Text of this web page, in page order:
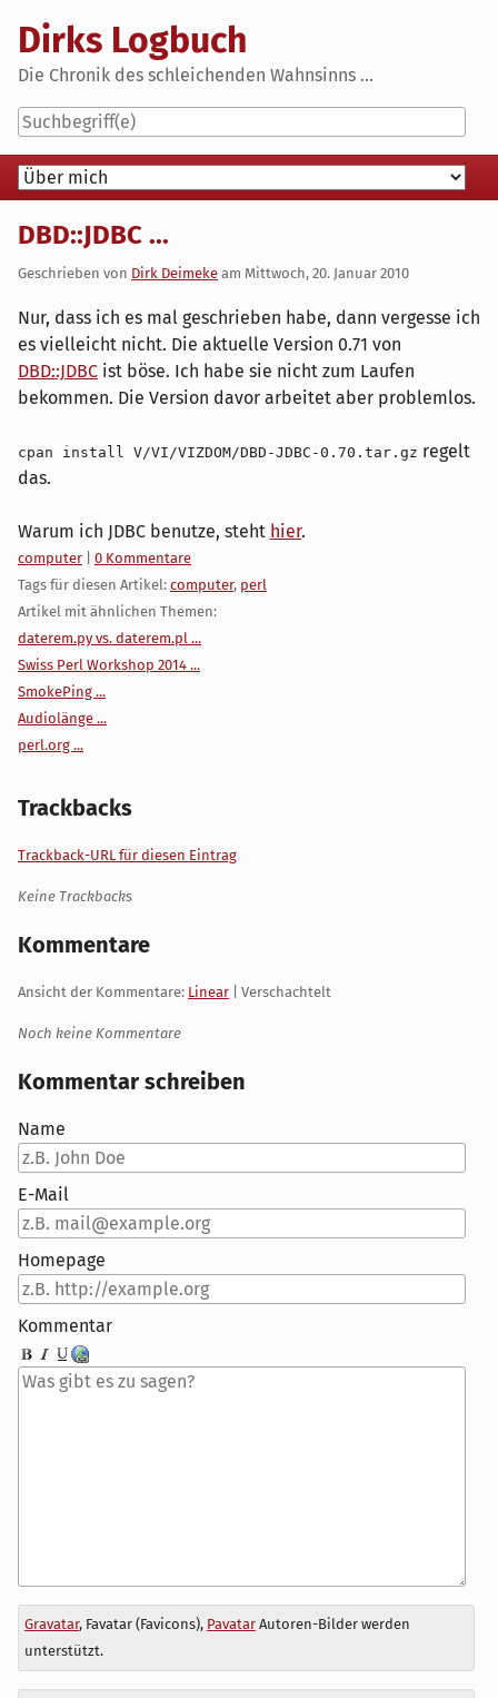
content
Dirks Logbuch
Die Chronik des schleichenden Wahnsinns ...
Navigation
DBD::JDBC ...
Geschrieben von Dirk Deimeke am Mittwoch, 20. Januar 2010
Nur, dass ich es mal geschrieben habe, dann vergesse ich
es vielleicht nicht. Die aktuelle Version 0.71 von
DBD::JDBC ist böse. Ich habe sie nicht zum Laufen
bekommen. Die Version davor arbeitet aber problemlos.
cpan install V/VI/VIZDOM/DBD-JDBC-0.70.tar.gz regelt
das.
Warum ich JDBC benutze, steht hier.
Kategorien:
computer
0 Kommentare
Tags für diesen Artikel: computer, perl
Artikel mit ähnlichen Themen:
daterem.py vs. daterem.pl ...
Swiss Perl Workshop 2014 ...
SmokePing ...
Audiolänge ...
perl.org ...
Trackbacks
Trackback-URL für diesen Eintrag
Keine Trackbacks
Kommentare
Ansicht der Kommentare: Linear | Verschachtelt
Noch keine Kommentare
Kommentar schreiben
Name
E-Mail
Homepage
Kommentar
Antwort
zu
Gravatar, Favatar (Favicons), PavatarAutoren-Bilder werden
unterstützt.